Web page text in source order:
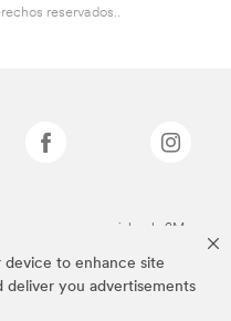
device to enhance site
deliver you advertisements
reservados..
son marcas comerciales de 3M.